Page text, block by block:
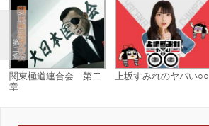
関東極道連合会 第二
章
上坂すみれのヤバい○○